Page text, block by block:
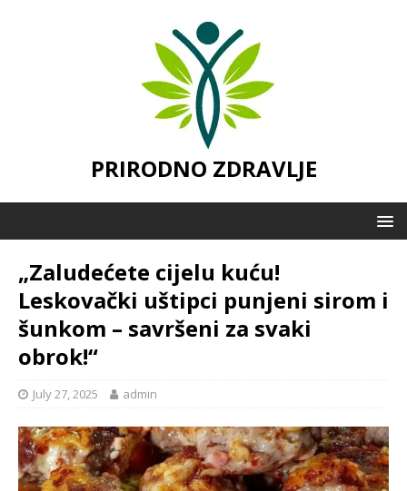
PRIRODNO ZDRAVLJE
„Zaludećete cijelu kuću!
Leskovački uštipci punjeni sirom i
šunkom – savršeni za svaki
obrok!“
July 27, 2025 admin